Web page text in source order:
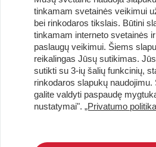
Užsisakykite naujienlaiškį ir pirmi
pasiūlymus!
tinkamam svetainės veikimui
bei rinkodaros tikslais. Būtini
tinkamam interneto svetainės
paslaugų veikimui. Šiems
reikalingas Jūsų sutikimas.
sutikti su 3-ių šalių funkcinių,
rinkodaros slapukų
galite valdyti paspaudę
nustatymai". „Privatumo